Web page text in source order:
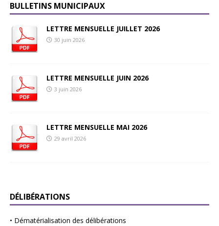
BULLETINS MUNICIPAUX
LETTRE MENSUELLE JUILLET 2026
30 juin 2026
LETTRE MENSUELLE JUIN 2026
3 juin 2026
LETTRE MENSUELLE MAI 2026
29 avril 2026
DÉLIBÉRATIONS
• Dématérialisation des délibérations